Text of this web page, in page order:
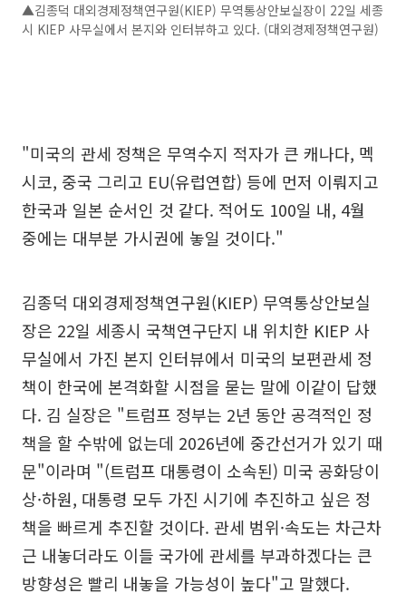
▲김종덕 대외경제정책연구원(KIEP) 무역통상안보실장이 22일 세종
시 KIEP 사무실에서 본지와 인터뷰하고 있다. (대외경제정책연구원)
"미국의 관세 정책은 무역수지 적자가 큰 캐나다, 멕
시코, 중국 그리고 EU(유럽연합) 등에 먼저 이뤄지고
한국과 일본 순서인 것 같다. 적어도 100일 내, 4월
중에는 대부분 가시권에 놓일 것이다."
김종덕 대외경제정책연구원(KIEP) 무역통상안보실
장은 22일 세종시 국책연구단지 내 위치한 KIEP 사
무실에서 가진 본지 인터뷰에서 미국의 보편관세 정
책이 한국에 본격화할 시점을 묻는 말에 이같이 답했
다. 김 실장은 "트럼프 정부는 2년 동안 공격적인 정
책을 할 수밖에 없는데 2026년에 중간선거가 있기 때
문"이라며 "(트럼프 대통령이 소속된) 미국 공화당이
상·하원, 대통령 모두 가진 시기에 추진하고 싶은 정
책을 빠르게 추진할 것이다. 관세 범위·속도는 차근차
근 내놓더라도 이들 국가에 관세를 부과하겠다는 큰
방향성은 빨리 내놓을 가능성이 높다"고 말했다.